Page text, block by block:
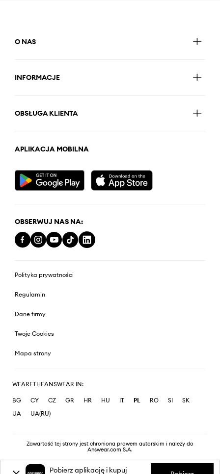
O NAS
INFORMACJE
OBSŁUGA KLIENTA
APLIKACJA MOBILNA
OBSERWUJ NAS NA:
Polityka prywatności
Regulamin
Dane firmy
Twoje Cookies
Mapa strony
WEARETHEANSWEAR IN:
BG CY CZ GR HR HU IT PL RO SI
SK
UA
UA(RU)
Zawartość tej strony jest chroniona prawem autorskim i należy do
Answear.com S.A.
Pobierz aplikację i kupuj